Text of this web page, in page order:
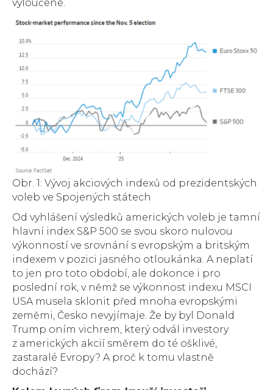
vyloučené.
Obr. 1: Vývoj akciových indexů od prezidentských
voleb ve Spojených státech
Od vyhlášení výsledků amerických voleb je tamní
hlavní index S&P 500 se svou skoro nulovou
výkonností ve srovnání s evropským a britským
indexem v pozici jasného otloukánka. A neplatí
to jen pro toto období, ale dokonce i pro
poslední rok, v němž se výkonnost indexu MSCI
USA musela sklonit před mnoha evropskými
zeměmi, Česko nevyjímaje. Že by byl Donald
Trump oním vichrem, který odvál investory
z amerických akcií směrem do té ošklivé,
zastaralé Evropy? A proč k tomu vlastně
dochází?